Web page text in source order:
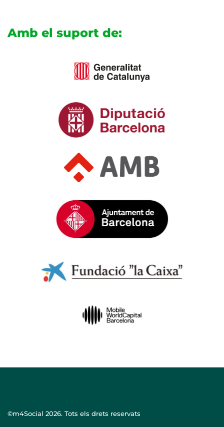
Amb el suport de:
©m4Social 2026. Tots els drets reservats